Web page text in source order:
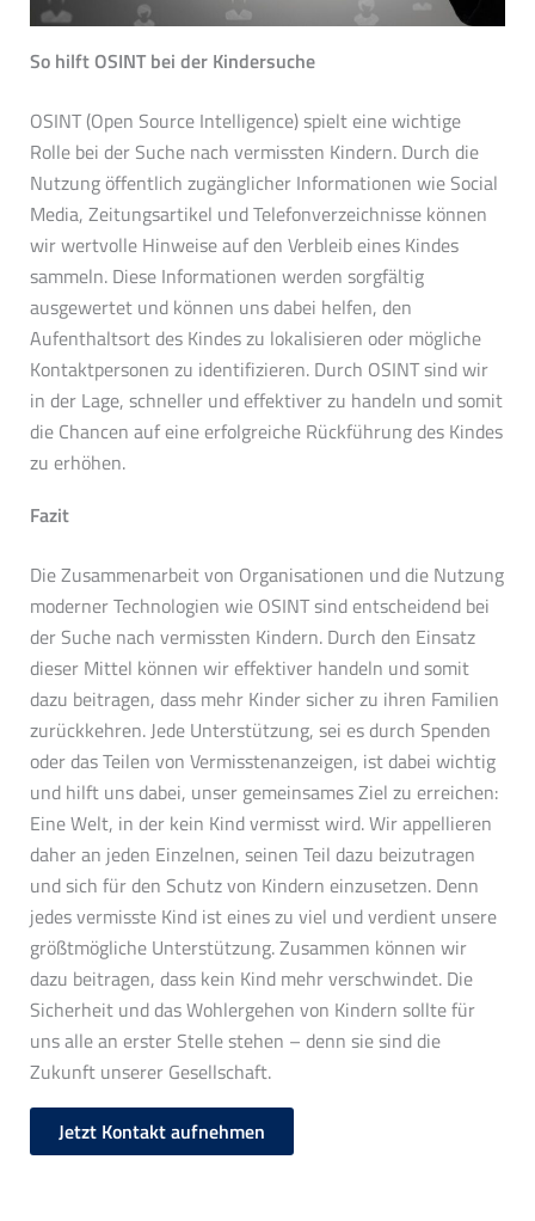
So hilft OSINT bei der Kindersuche
OSINT (Open Source Intelligence) spielt eine wichtige
Rolle bei der Suche nach vermissten Kindern. Durch die
Nutzung öffentlich zugänglicher Informationen wie Social
Media, Zeitungsartikel und Telefonverzeichnisse können
wir wertvolle Hinweise auf den Verbleib eines Kindes
sammeln. Diese Informationen werden sorgfältig
ausgewertet und können uns dabei helfen, den
Aufenthaltsort des Kindes zu lokalisieren oder mögliche
Kontaktpersonen zu identifizieren. Durch OSINT sind wir
in der Lage, schneller und effektiver zu handeln und somit
die Chancen auf eine erfolgreiche Rückführung des Kindes
zu erhöhen.
Fazit
Die Zusammenarbeit von Organisationen und die Nutzung
moderner Technologien wie OSINT sind entscheidend bei
der Suche nach vermissten Kindern. Durch den Einsatz
dieser Mittel können wir effektiver handeln und somit
dazu beitragen, dass mehr Kinder sicher zu ihren Familien
zurückkehren. Jede Unterstützung, sei es durch Spenden
oder das Teilen von Vermisstenanzeigen, ist dabei wichtig
und hilft uns dabei, unser gemeinsames Ziel zu erreichen:
Eine Welt, in der kein Kind vermisst wird. Wir appellieren
daher an jeden Einzelnen, seinen Teil dazu beizutragen
und sich für den Schutz von Kindern einzusetzen. Denn
jedes vermisste Kind ist eines zu viel und verdient unsere
größtmögliche Unterstützung. Zusammen können wir
dazu beitragen, dass kein Kind mehr verschwindet. Die
Sicherheit und das Wohlergehen von Kindern sollte für
uns alle an erster Stelle stehen – denn sie sind die
Zukunft unserer Gesellschaft.
Jetzt Kontakt aufnehmen